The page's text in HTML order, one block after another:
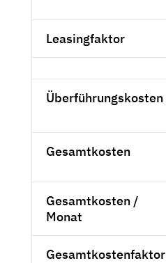
Leasingfaktor
Überführungskosten
Gesamtkosten
Gesamtkosten /
Monat
Gesamtkostenfaktor